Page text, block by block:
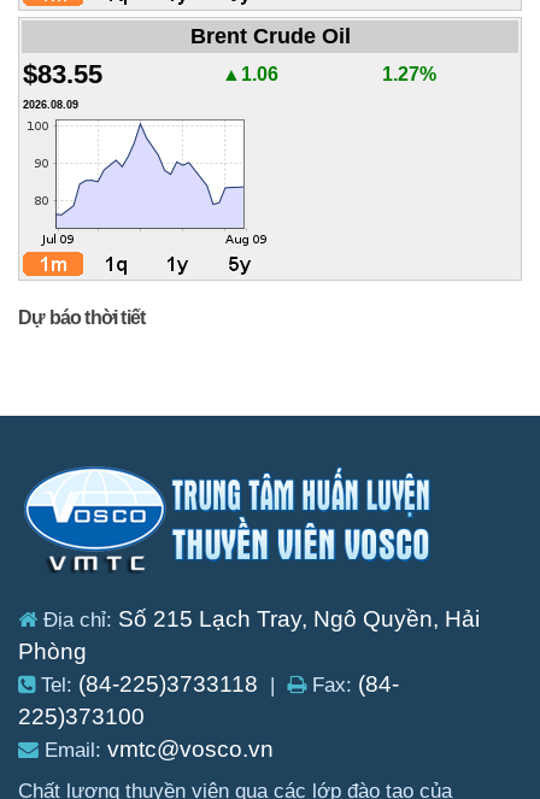
Brent Crude Oil
$83.55 ▲1.06 1.27%
2026.08.09
Dự báo thời tiết
Địa chỉ: Số 215 Lạch Tray, Ngô Quyền, Hải
Phòng
Tel: (84-225)3733118 | Fax: (84-
225)373100
Email: vmtc@vosco.vn
Chất lượng thuyền viên qua các lớp đào tạo của